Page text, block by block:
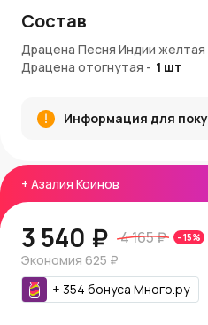
+ Азалия Коинов
3 540 ₽ 4 165 ₽ - 15%
Экономия 625 ₽
+ 354 бонуса Много.ру
листьев. Драцена Песня
влажность, поэтому ее
помещениях с температурой
градусов и регулярно
Внимание!
предзаказу. На доставку
входят растение, земля и
Каждый экземпляр - живой
поэтому он всегда будет
Состав
Драцена Песня Индии желтая
Драцена отогнутая - 1 шт
Информация для